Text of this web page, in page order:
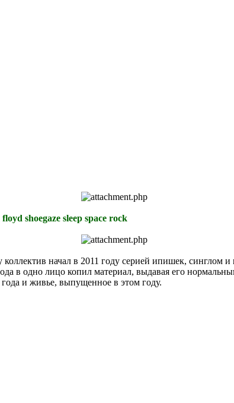
shoegaze sleep space rock
начал в 2011 году серией ипишек, синглом и
в одно лицо копил материал, выдавая его
и живье, выпущенное в этом году.